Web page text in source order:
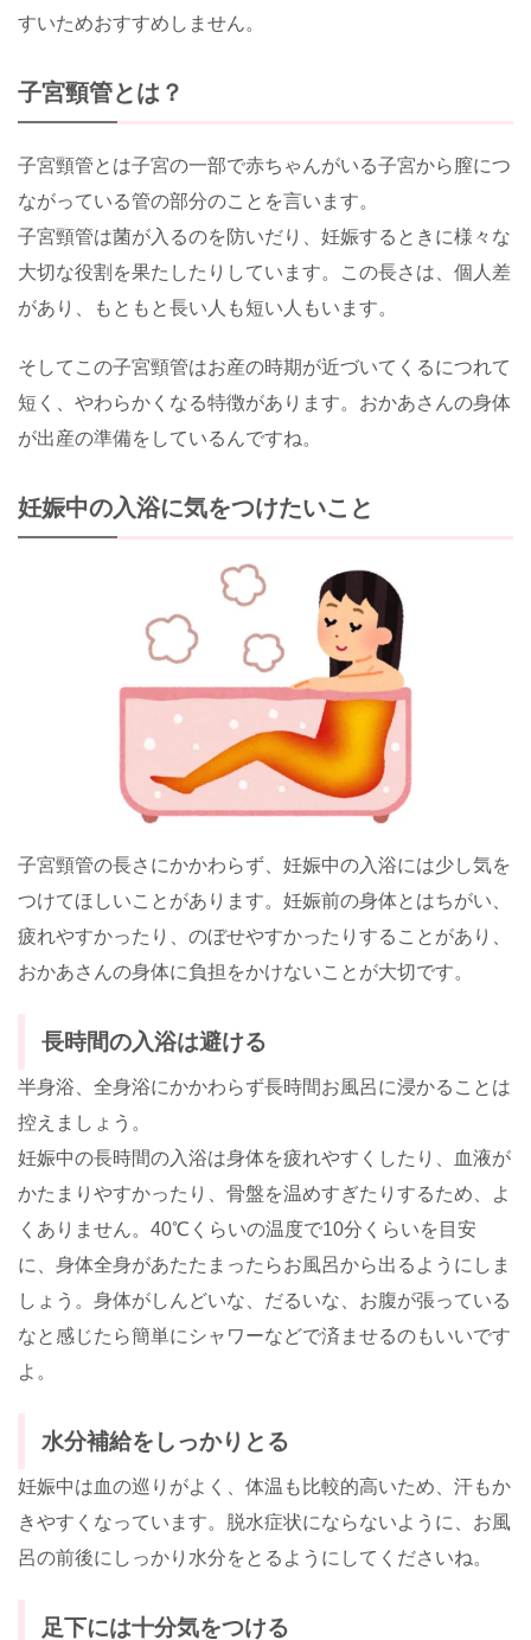
すいためおすすめしません。
子宮頸管とは？
子宮頸管とは子宮の一部で赤ちゃんがいる子宮から膣につ
ながっている管の部分のことを言います。
子宮頸管は菌が入るのを防いだり、妊娠するときに様々な
大切な役割を果たしたりしています。この長さは、個人差
があり、もともと長い人も短い人もいます。
そしてこの子宮頸管はお産の時期が近づいてくるにつれて
短く、やわらかくなる特徴があります。おかあさんの身体
が出産の準備をしているんですね。
妊娠中の入浴に気をつけたいこと
子宮頸管の長さにかかわらず、妊娠中の入浴には少し気を
つけてほしいことがあります。妊娠前の身体とはちがい、
疲れやすかったり、のぼせやすかったりすることがあり、
おかあさんの身体に負担をかけないことが大切です。
長時間の入浴は避ける
半身浴、全身浴にかかわらず長時間お風呂に浸かることは
控えましょう。
妊娠中の長時間の入浴は身体を疲れやすくしたり、血液が
かたまりやすかったり、骨盤を温めすぎたりするため、よ
くありません。40℃くらいの温度で10分くらいを目安
に、身体全身があたたまったらお風呂から出るようにしま
しょう。身体がしんどいな、だるいな、お腹が張っている
なと感じたら簡単にシャワーなどで済ませるのもいいです
よ。
水分補給をしっかりとる
妊娠中は血の巡りがよく、体温も比較的高いため、汗もか
きやすくなっています。脱水症状にならないように、お風
呂の前後にしっかり水分をとるようにしてくださいね。
足下には十分気をつける